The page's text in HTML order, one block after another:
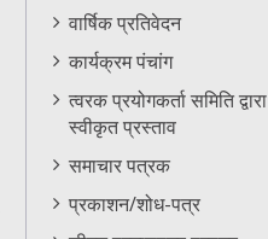
Informations
Menu
वार्षिक प्रतिवेदन
कार्यक्रम पंचांग
त्वरक प्रयोगकर्ता समिति द्वारा
स्वीकृत प्रस्ताव
समाचार पत्रक
प्रकाशन/शोध-पत्र